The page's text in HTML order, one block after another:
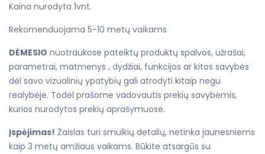
Kaina nurodyta 1vnt.
Rekomenduojama 5-10 metų vaikams
DĖMESIO nuotraukose pateiktų produktų spalvos, užrašai,
parametrai, matmenys , dydžiai, funkcijos ar kitos savybės
dėl savo vizualinių ypatybių gali atrodyti kitaip negu
realybėje. Todėl prašome vadovautis prekių savybėmis,
kurios nurodytos prekių aprašymuose.
Įspėjimas! Žaislas turi smulkių detalių, netinka jaunesniems
kaip 3 metų amžiaus vaikams. Būkite atsargūs su